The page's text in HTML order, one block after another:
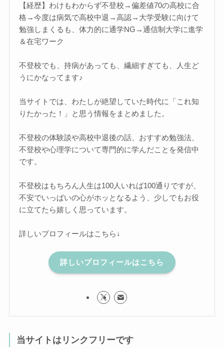
【経歴】わけもわからず不登校→偏差値70の高校に合
格→今度は病気で高校中退→高認→大学受験に向けて
勉強しまくるも、体力的に通学NG→通信制大学に進学
＆在宅ワーク
不登校でも、持病があっても、繊細すぎても、人生ど
うにかなってます♪
当サイトでは、わたしが絶望していた時代に「これ知
りたかった！」と思う情報をまとめました。
不登校の体験談や高校中退後の話、おすすめ勉強法、
不登校や心理学について専門的に学んだことを発信中
です。
不登校はもちろん人生は100人いれば100通りですが、
不安でいっぱいの心がホッとなるよう、少しでもお役
に立てたら嬉しく思っています。
詳しいプロフィールはこちら↓
詳しいプロフィールはこちら
当サイトはリンクフリーです